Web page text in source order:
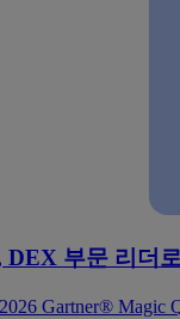
DEX 부문 리더
Gartner® Magic